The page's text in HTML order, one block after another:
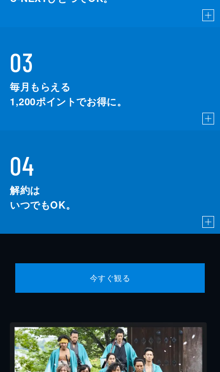
03
毎月もらえる
1,200ポイントでお得に。
04
解約は
いつでもOK。
今すぐ観る